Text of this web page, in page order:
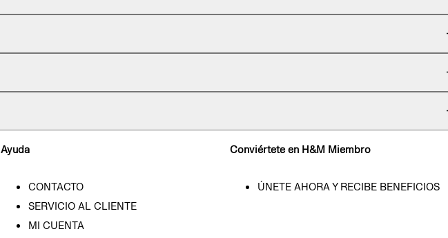
Ayuda
CONTACTO
SERVICIO AL CLIENTE
MI CUENTA
Conviértete en H&M Miembro
ÚNETE AHORA Y RECIBE BENEFICIOS